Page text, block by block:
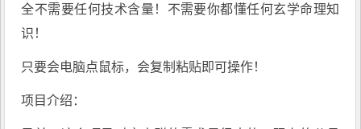
全不需要任何技术含量！不需要你都懂任何玄学命理知
识！
只要会电脑点鼠标，会复制粘贴即可操作！
项目介绍：